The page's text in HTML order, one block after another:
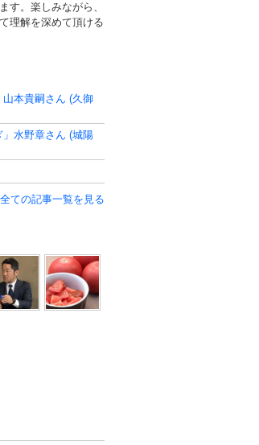
す。楽しみながら、
理解を深めて頂ける
本貴嗣さん (久御
水野章さん (城陽
全ての記事一覧を見る